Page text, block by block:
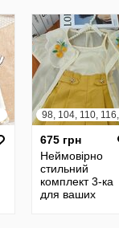
675 грн
Неймовірно
стильний
комплект 3-ка
для ваших